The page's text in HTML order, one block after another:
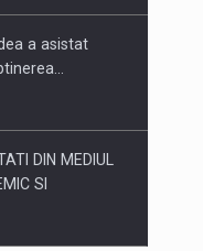
a asistat
DIN MEDIUL
SI